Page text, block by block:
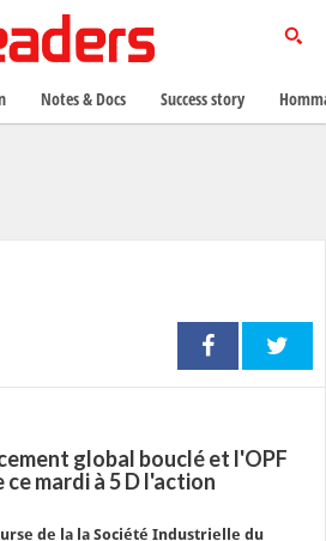
global bouclé et l'OPF
ce mardi à 5 D l'action
de la la Société Industrielle du
Notes & Docs Success story